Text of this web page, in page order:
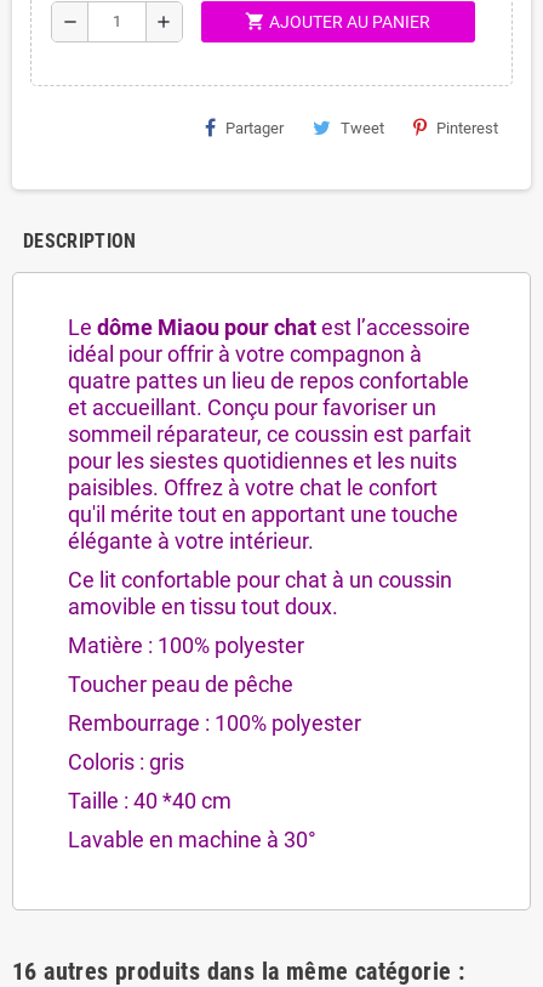
remove add shopping_cart AJOUTER AU PANIER
Partager Tweet Pinterest
DESCRIPTION
Le dôme Miaou pour chatest l’accessoire
idéal pour offrir à votre compagnon à
quatre pattes un lieu de repos confortable
et accueillant. Conçu pour favoriser un
sommeil réparateur, ce coussin est parfait
pour les siestes quotidiennes et les nuits
paisibles. Offrez à votre chat le confort
qu'il mérite tout en apportant une touche
élégante à votre intérieur.
Ce lit confortable pour chat à un coussin
amovible en tissu tout doux.
Matière : 100% polyester
Toucher peau de pêche
Rembourrage : 100% polyester
Coloris : gris
Taille : 40 *40 cm
Lavable en machine à 30°
16 autres produits dans la même catégorie :